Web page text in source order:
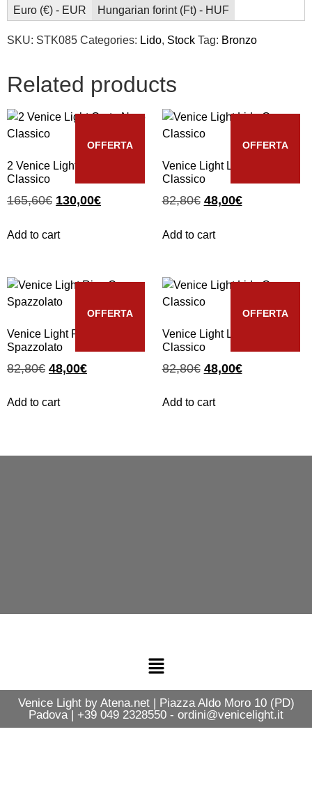
Euro (€) - EUR Hungarian forint (Ft) - HUF
SKU: STK085 Categories: Lido, Stock Tag: Bronzo
Related products
OFFERTA
2 Venice Light Corte Nero
Classico
165,60€ 130,00€
Add to cart
OFFERTA
Venice Light Lido Oro
Classico
82,80€ 48,00€
Add to cart
OFFERTA
Venice Light Riva Oro
Spazzolato
82,80€ 48,00€
Add to cart
OFFERTA
Venice Light Lido Oro
Classico
82,80€ 48,00€
Add to cart
Venice Light by Atena.net | Piazza Aldo Moro 10 (PD)
Padova | +39 049 2328550 - ordini@venicelight.it